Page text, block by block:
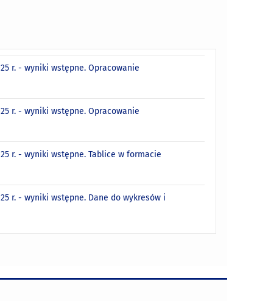
r. - wyniki wstępne. Opracowanie
r. - wyniki wstępne. Opracowanie
r. - wyniki wstępne. Tablice w formacie
r. - wyniki wstępne. Dane do wykresów i